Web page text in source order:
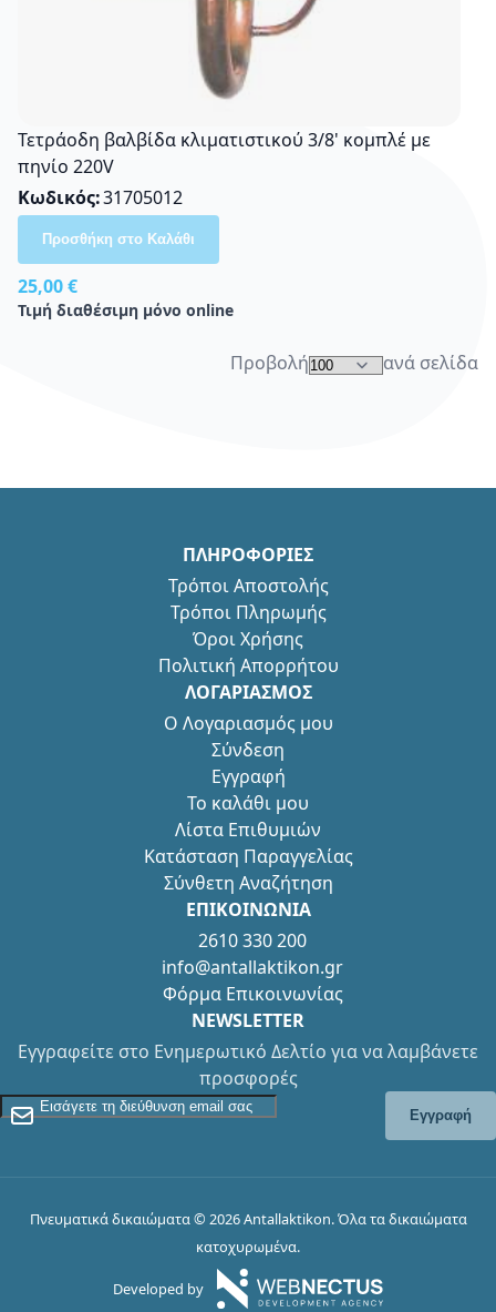
Τετράοδη βαλβίδα κλιματιστικού 3/8' κομπλέ με
πηνίο 220V
Κωδικός 31705012
25,00 €
Τιμή διαθέσιμη μόνο online
Προσθήκη στο Καλάθι
Προβολή ανά σελίδα
ΠΛΗΡΟΦΟΡΙΕΣ
Τρόποι Αποστολής
Τρόποι Πληρωμής
Όροι Χρήσης
Πολιτική Απορρήτου
ΛΟΓΑΡΙΑΣΜΟΣ
Ο Λογαριασμός μου
Σύνδεση
Εγγραφή
Το καλάθι μου
Λίστα Επιθυμιών
Κατάσταση Παραγγελίας
Σύνθετη Αναζήτηση
ΕΠΙΚΟΙΝΩΝΙΑ
2610 330 200
info@antallaktikon.gr
Φόρμα Επικοινωνίας
NEWSLETTER
Εγγραφείτε στο Ενημερωτικό Δελτίο για να λαμβάνετε
προσφορές
Εγγραφείτε στο Newsletter
Εγγραφή
Πνευματικά δικαιώματα © 2026 Antallaktikon. Όλα τα δικαιώματα
κατοχυρωμένα.
Developed by